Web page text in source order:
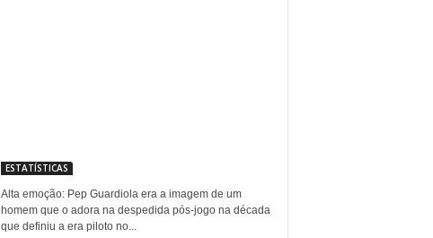
ESTATÍSTICAS
Alta emoção: Pep Guardiola era a imagem de um
homem que o adora na despedida pós-jogo na década
que definiu a era piloto no...